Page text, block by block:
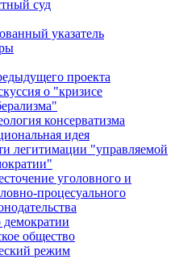
суд
указатель
проекта
о "кризисе
консерватизма
идея
легитимации "управляемой
уголовного и
процесуального
демократии
общество
режим